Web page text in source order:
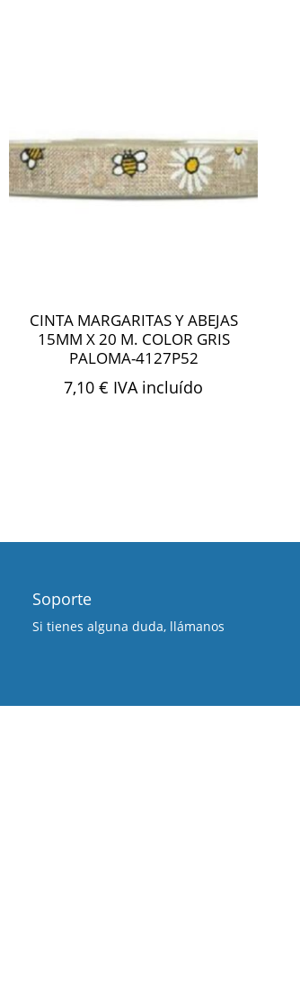
CINTA MARGARITAS Y ABEJAS
15MM X 20 M. COLOR GRIS
PALOMA-4127P52
7,10€ IVA incluído
Soporte
Si tienes alguna duda, llámanos